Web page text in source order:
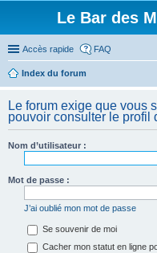
Le Bar des
Accès rapide FAQ
Index du forum
Le forum exige que vous
pouvoir consulter le profil
Nom d’utilisateur :
Mot de passe :
J’ai oublié mon mot de passe
Se souvenir de moi
Cacher mon statut en ligne